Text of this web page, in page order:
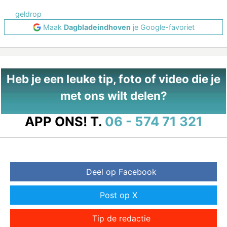
geldrop
Maak Dagbladeindhoven je Google-favoriet
Heb je een leuke tip, foto of video die je
met ons wilt delen?
APP ONS! T. 06 - 574 71 321
Deel op Facebook
Post op X
Tip de redactie